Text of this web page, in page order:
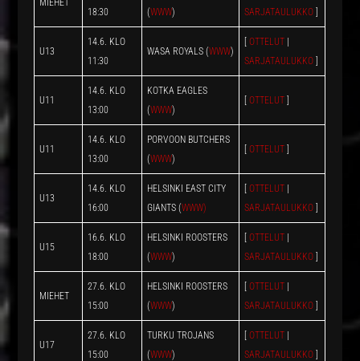
MIEHET
18:30
(WWW)
SARJATAULUKKO
U13
14.6. KLO
11:30
WASA ROYALS (WWW)
[OTTELUT
SARJATAULUKKO
U11
14.6. KLO
13:00
KOTKA EAGLES
(WWW)
[OTTELUT
U11
14.6. KLO
13:00
PORVOON BUTCHERS
(WWW)
[OTTELUT
U13
14.6. KLO
16:00
HELSINKI EAST CITY
GIANTS (WWW)
[OTTELUT
SARJATAULUKKO
U15
16.6. KLO
18:00
HELSINKI ROOSTERS
(WWW)
[OTTELUT
SARJATAULUKKO
MIEHET
27.6. KLO
15:00
HELSINKI ROOSTERS
(WWW)
[OTTELUT
SARJATAULUKKO
U17
27.6. KLO
15:00
TURKU TROJANS
(WWW)
[OTTELUT
SARJATAULUKKO